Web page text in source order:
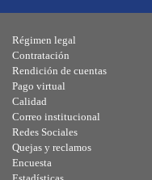
Régimen legal
Contratación
Rendición de cuentas
Pago virtual
Calidad
Correo institucional
Redes Sociales
Quejas y reclamos
Encuesta